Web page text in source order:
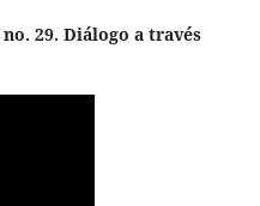
no. 29. Diálogo a través